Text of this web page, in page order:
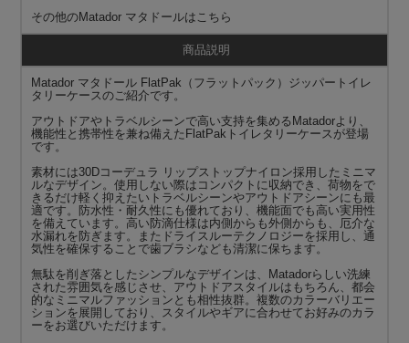
その他のMatador マタドールはこちら
商品説明
Matador マタドール FlatPak（フラットパック）ジッパートイレ
タリーケースのご紹介です。
アウトドアやトラベルシーンで高い支持を集めるMatadorより、
機能性と携帯性を兼ね備えたFlatPakトイレタリーケースが登場
です。
素材には30Dコーデュラ リップストップナイロン採用したミニマ
ルなデザイン。使用しない際はコンパクトに収納でき、荷物をで
きるだけ軽く抑えたいトラベルシーンやアウトドアシーンにも最
適です。防水性・耐久性にも優れており、機能面でも高い実用性
を備えています。高い防滴仕様は内側からも外側からも、厄介な
水漏れを防ぎます。またドライスルーテクノロジーを採用し、通
気性を確保することで歯ブラシなども清潔に保ちます。
無駄を削ぎ落としたシンプルなデザインは、Matadorらしい洗練
された雰囲気を感じさせ、アウトドアスタイルはもちろん、都会
的なミニマルファッションとも相性抜群。複数のカラーバリエー
ションを展開しており、スタイルやギアに合わせてお好みのカラ
ーをお選びいただけます。